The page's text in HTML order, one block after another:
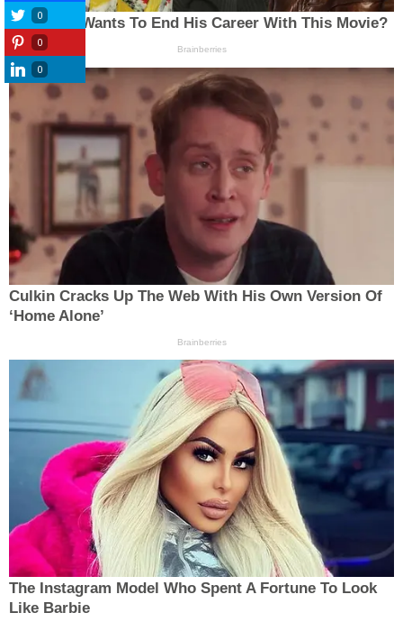
0
0
0